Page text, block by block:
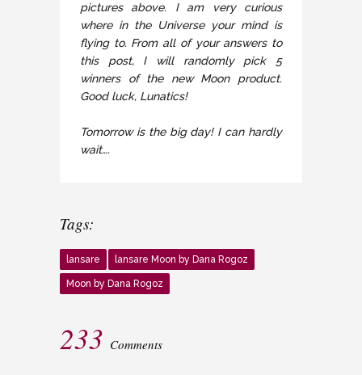
pictures above. I am very curious
where in the Universe your mind is
flying to. From all of your answers to
this post, I will randomly pick 5
winners of the new Moon product.
Good luck, Lunatics!
Tomorrow is the big day! I can hardly
wait….
Tags:
lansare lansare Moon by Dana Rogoz
Moon by Dana Rogoz
233 Comments